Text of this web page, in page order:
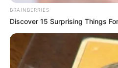
ดวงความรัก ดูดวง
BRAINBERRIES
Discover 15 Surprising Things